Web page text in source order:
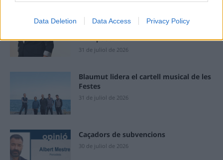
Data Deletion Data Access Privacy Policy
“L’eclipsi serà una oportunitat també
d’Amposta”
31 de juliol de 2026
Blaumut lidera el cartell musical de les
Festes
31 de juliol de 2026
Caçadors de subvencions
30 de juliol de 2026